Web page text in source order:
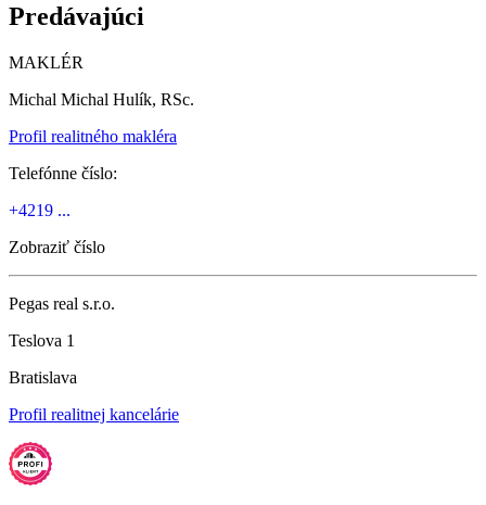
Predávajúci
MAKLÉR
Michal Michal Hulík, RSc.
Profil realitného makléra
Telefónne číslo:
+4219 ...
Zobraziť číslo
Pegas real s.r.o.
Teslova 1
Bratislava
Profil realitnej kancelárie